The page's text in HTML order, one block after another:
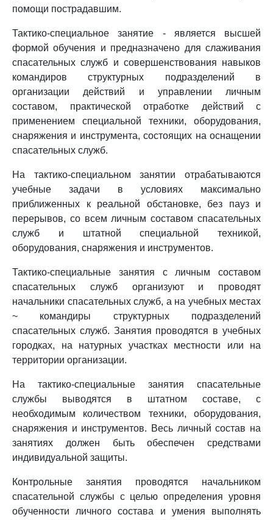
помощи пострадавшим.
Тактико-специальное занятие - является высшей
формой обучения и предназначено для слаживания
спасательных служб и совершенствования навыков
командиров структурных подразделений в
организации действий и управлении личным
составом, практической отработке действий с
применением специальной техники, оборудования,
снаряжения и инструмента, состоящих на оснащении
спасательных служб.
На тактико-специальном занятии отрабатываются
учебные задачи в условиях максимально
приближенных к реальной обстановке, без пауз и
перерывов, со всем личным составом спасательных
служб и штатной специальной техникой,
оборудования, снаряжения и инструментов.
Тактико-специальные занятия с личным составом
спасательных служб организуют и проводят
начальники спасательных служб, а на учебных местах
~ командиры структурных подразделений
спасательных служб. Занятия проводятся в учебных
городках, на натурных участках местности или на
территории организации.
На тактико-специальные занятия спасательные
службы выводятся в штатном составе, с
необходимым количеством техники, оборудования,
снаряжения и инструментов. Весь личный состав на
занятиях должен быть обеспечен средствами
индивидуальной защиты.
Контрольные занятия проводятся начальником
спасательной службы с целью определения уровня
обученности личного состава и умения выполнять